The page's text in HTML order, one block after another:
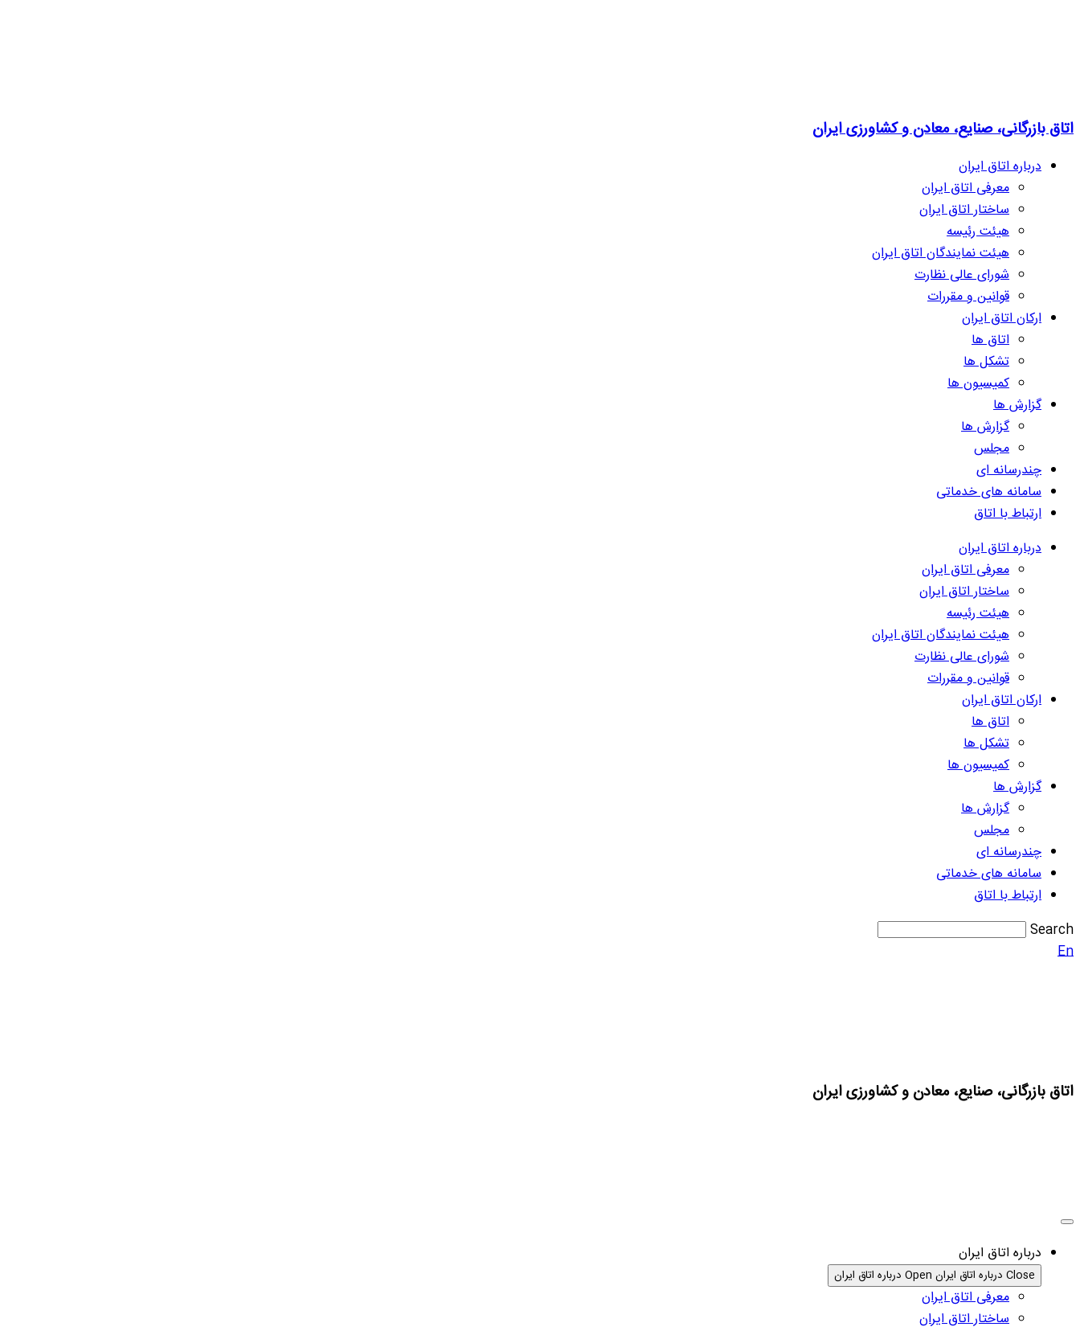
اتاق بازرگانی، صنایع، معادن و کشاورزی ایران
درباره اتاق ایران
معرفی اتاق ایران
ساختار اتاق ایران
هیئت رئیسه
هیئت نمایندگان اتاق ایران
شورای عالی نظارت
قوانین و مقررات
ارکان اتاق ایران
اتاق ها
تشکل ها
کمیسیون ها
گزارش ها
گزارش ها
مجلس
چندرسانه ای
سامانه های خدماتی
ارتباط با اتاق
درباره اتاق ایران
معرفی اتاق ایران
ساختار اتاق ایران
هیئت رئیسه
هیئت نمایندگان اتاق ایران
شورای عالی نظارت
قوانین و مقررات
ارکان اتاق ایران
اتاق ها
تشکل ها
کمیسیون ها
گزارش ها
گزارش ها
مجلس
چندرسانه ای
سامانه های خدماتی
ارتباط با اتاق
Search
En
اتاق بازرگانی، صنایع، معادن و کشاورزی ایران
درباره اتاق ایران
Close درباره اتاق ایران Open درباره اتاق ایران
معرفی اتاق ایران
ساختار اتاق ایران